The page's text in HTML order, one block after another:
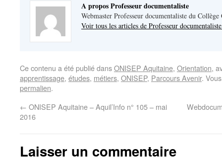
A propos Professeur documentaliste
Webmaster Professeur documentaliste du Collège
Voir tous les articles de Professeur
Ce contenu a été publié dansONISEP Aquitaine, Orientation,
apprentissage, études, métiers, ONISEP, Parcours Avenir.
permalien.
← ONISEP Aquitaine – Aquil’Info n° 105 – mai
2016
Laisser un commentaire